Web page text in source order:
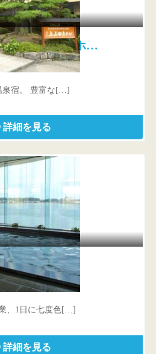
湯元 上山田ホ…
69-3
泉宿。 豊富な[…]
詳細を見る
63-1
、1日に七度色[…]
詳細を見る